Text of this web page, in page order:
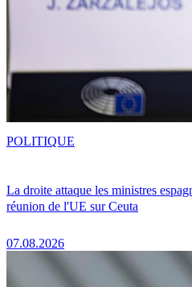
La droite attaque les ministres
réunion de l'UE sur Ceuta
07.08.2026
POLITIQUE